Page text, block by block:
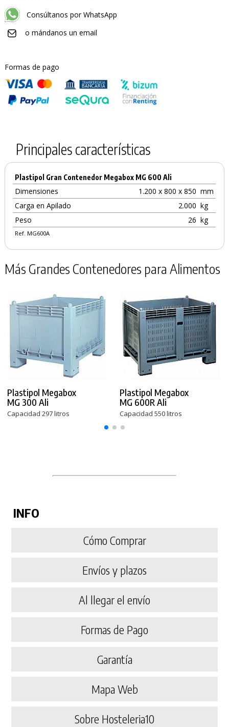
PRODUCTO AÑADIDO AL CARRITO
Consúltanos por WhatsApp
o mándanos un email
Formas de pago
Principales características
Plastipol Gran Contenedor Megabox MG 600 Ali
Dimensiones 1.200 x 800 x 850 mm
Carga en Apilado
2.000 kg
Peso
26 kg
Ref. MG600A
Más Grandes Contenedores para Alimentos
Plastipol Megabox
MG 300 Ali
Capacidad 297 litros
Plastipol Megabox
MG 600R Ali
Capacidad 550 litros
INFO
Cómo Comprar
Envíos y plazos
Al llegar el envío
Formas de Pago
Garantía
Mapa Web
Sobre Hosteleria10